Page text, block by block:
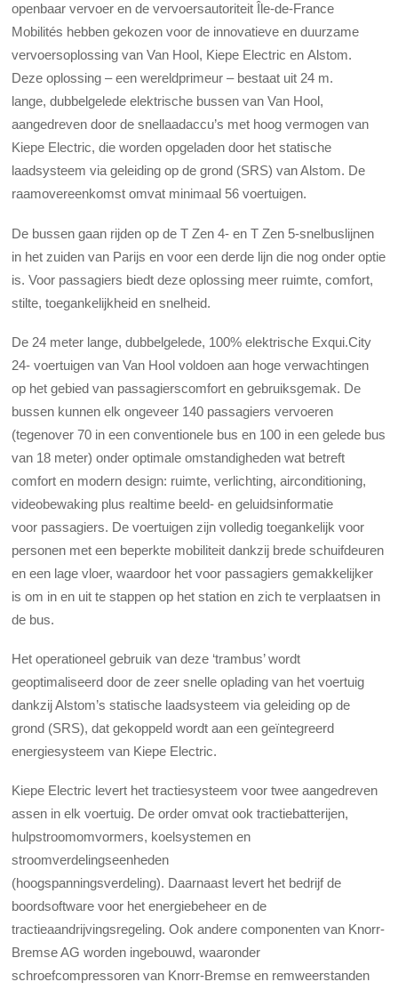
openbaar vervoer en de vervoersautoriteit Île-de-France
Mobilités hebben gekozen voor de innovatieve en duurzame
vervoersoplossing van Van Hool, Kiepe Electric en Alstom.
Deze oplossing – een wereldprimeur – bestaat uit 24 m.
lange, dubbelgelede elektrische bussen van Van Hool,
aangedreven door de snellaadaccu’s met hoog vermogen van
Kiepe Electric, die worden opgeladen door het statische
laadsysteem via geleiding op de grond (SRS) van Alstom. De
raamovereenkomst omvat minimaal 56 voertuigen.
De bussen gaan rijden op de T Zen 4- en T Zen 5-snelbuslijnen
in het zuiden van Parijs en voor een derde lijn die nog onder optie
is. Voor passagiers biedt deze oplossing meer ruimte, comfort,
stilte, toegankelijkheid en snelheid.
De 24 meter lange, dubbelgelede, 100% elektrische Exqui.City
24- voertuigen van Van Hool voldoen aan hoge verwachtingen
op het gebied van passagierscomfort en gebruiksgemak. De
bussen kunnen elk ongeveer 140 passagiers vervoeren
(tegenover 70 in een conventionele bus en 100 in een gelede bus
van 18 meter) onder optimale omstandigheden wat betreft
comfort en modern design: ruimte, verlichting, airconditioning,
videobewaking plus realtime beeld- en geluidsinformatie
voor passagiers. De voertuigen zijn volledig toegankelijk voor
personen met een beperkte mobiliteit dankzij brede schuifdeuren
en een lage vloer, waardoor het voor passagiers gemakkelijker
is om in en uit te stappen op het station en zich te verplaatsen in
de bus.
Het operationeel gebruik van deze ‘trambus’ wordt
geoptimaliseerd door de zeer snelle oplading van het voertuig
dankzij Alstom’s statische laadsysteem via geleiding op de
grond (SRS), dat gekoppeld wordt aan een geïntegreerd
energiesysteem van Kiepe Electric.
Kiepe Electric levert het tractiesysteem voor twee aangedreven
assen in elk voertuig. De order omvat ook tractiebatterijen,
hulpstroomomvormers, koelsystemen en
stroomverdelingseenheden
(hoogspanningsverdeling). Daarnaast levert het bedrijf de
boordsoftware voor het energiebeheer en de
tractieaandrijvingsregeling. Ook andere componenten van Knorr-
Bremse AG worden ingebouwd, waaronder
schroefcompressoren van Knorr-Bremse en remweerstanden